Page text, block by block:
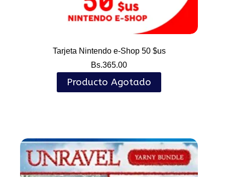
Tarjeta Nintendo e-Shop 50 $us
Bs.365.00
Producto Agotado